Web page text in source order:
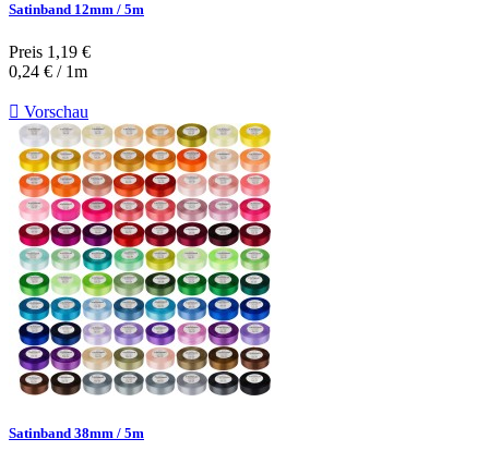
Satinband 12mm / 5m
Preis 1,19 €
0,24 € / 1m
 Vorschau
Satinband 38mm / 5m